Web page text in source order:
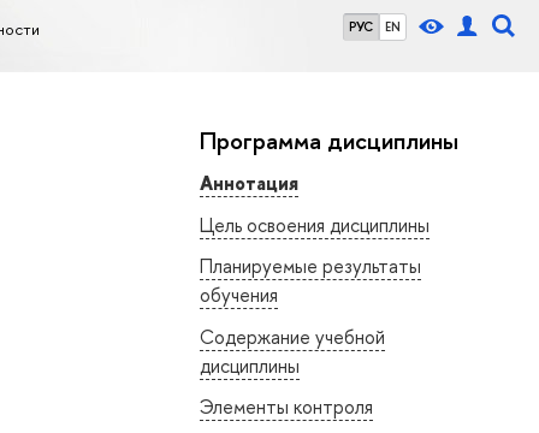
РУС EN
Программа дисциплины
Аннотация
Цель освоения дисциплины
Планируемые результаты
обучения
Содержание учебной
дисциплины
Элементы контроля